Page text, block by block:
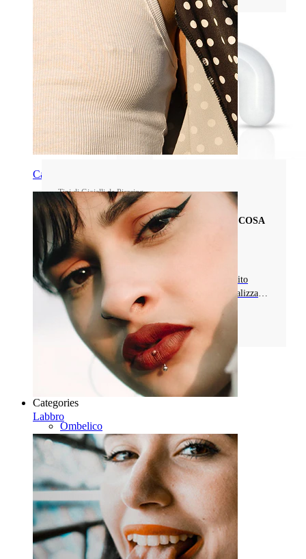
Capezzolo
Labbro
Tipi di Gioielli da Piercing
TUTTO SUI RETAINER PER PIERCING: COSA
SONO E COME USARLI
Scopri la versatilità dei retainer per piercing,
fondamentali per nascondere i piercing in ambito
professionale o durante procedure mediche, realizzati
con materiali com PTFE o silicone.
Leggi di più
Pagina 1 di 2
Categories
Ombelico
Labbro
Capezzolo
Dermal
Helix